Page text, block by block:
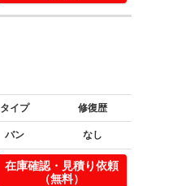
タイプ 修復歴
バン なし
在庫確認・見積り依頼
（無料）